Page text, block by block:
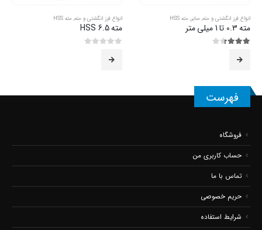
انواع فرز انگشتی و مته, مته HSS
مته 6.5 HSS
انواع فرز انگشتی و مته, مته HSS
مته 1.5 HSS
فهرست
فروشگاه
حساب کاربری من
تماس با ما
حریم خصوصی
شرایط استفاده